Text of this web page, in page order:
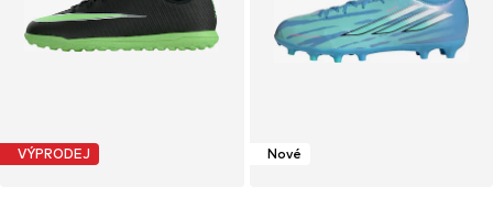
VÝPRODEJ Nové